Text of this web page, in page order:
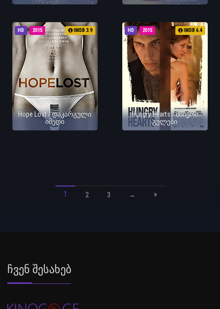
HD 2015 IMDB 3.9
Hope Lost / დაკარგული
იმედი
HD 2015 IMDB 6.4
Hungry Hearts / მშიერი
გულები
1 2 3 → »
Ჩვენ Შესახებ